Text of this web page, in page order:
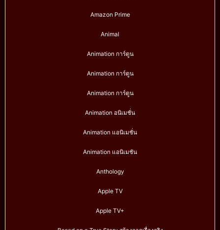
Amazon Prime
Animal
Animation การ์ตูน
Animation การ์ตูน
Animation การ์ตูน
Animation อนิเมชั่น
Animation แอนิเมชั่น
Animation แอนิเมชัน
Anthology
Apple TV
Apple TV+